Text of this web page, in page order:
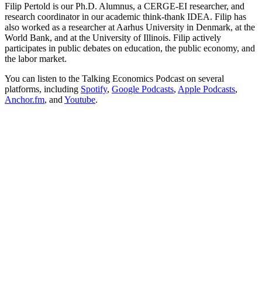
Filip Pertold is our Ph.D. Alumnus, a CERGE-EI researcher, and
research coordinator in our academic think-thank IDEA. Filip has
also worked as a researcher at Aarhus University in Denmark, at the
World Bank, and at the University of Illinois. Filip actively
participates in public debates on education, the public economy, and
the labor market.
You can listen to the Talking Economics Podcast on several
platforms, including Spotify, Google Podcasts, Apple Podcasts,
Anchor.fm, and Youtube.